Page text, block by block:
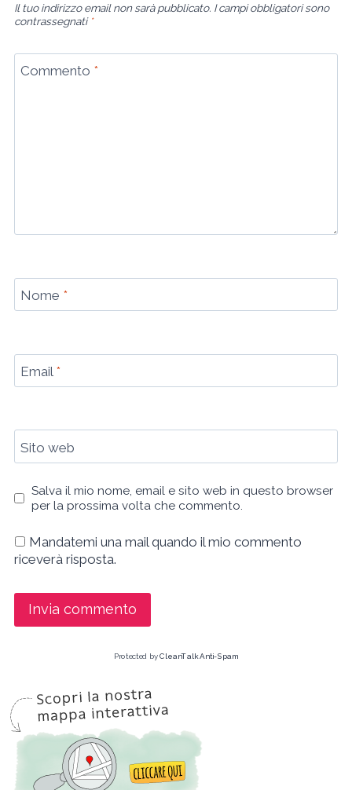
Il tuo indirizzo email non sarà pubblicato. I campi obbligatori sono
contrassegnati *
Commento *
Nome *
Email *
Sito web
Salva il mio nome, email e sito web in questo browser
per la prossima volta che commento.
Mandatemi una mail quando il mio commento
riceverà risposta.
Protected byCleanTalk Anti-Spam